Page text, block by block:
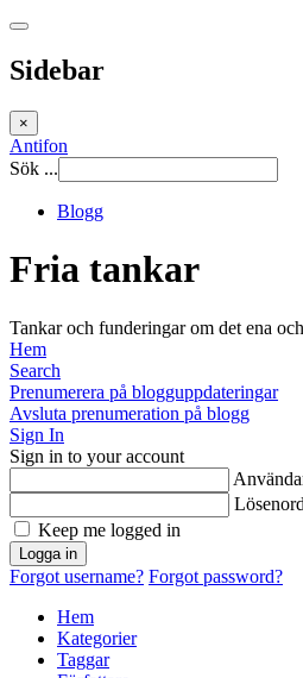
Sidebar
×
Antifon
Sök ...
Blogg
Fria tankar
Tankar och funderingar om det ena
Hem
Search
Prenumerera på blogguppdateringar
Avsluta prenumeration på blogg
Sign In
Sign in to your account
Lösenord
Keep me logged in
Logga in
Forgot username? Forgot password?
Hem
Kategorier
Taggar